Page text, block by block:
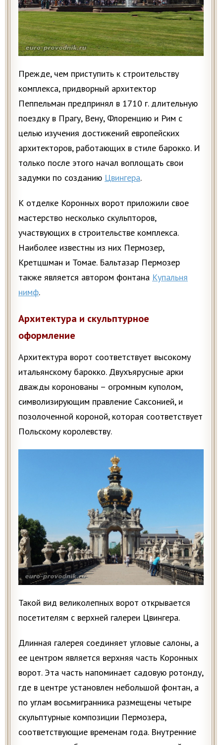
Прежде, чем приступить к строительству
комплекса, придворный архитектор
Пеппельман предпринял в 1710 г. длительную
поездку в Прагу, Вену, Флоренцию и Рим с
целью изучения достижений европейских
архитекторов, работающих в стиле барокко. И
только после этого начал воплощать свои
задумки по созданию Цвингера.
К отделке Коронных ворот приложили свое
мастерство несколько скульпторов,
участвующих в строительстве комплекса.
Наиболее известны из них Пермозер,
Кретцшман и Томае. Бальтазар Пермозер
также является автором фонтана Купальня
нимф.
Архитектура и скульптурное
оформление
Архитектура ворот соответствует высокому
итальянскому барокко. Двухъярусные арки
дважды коронованы – огромным куполом,
символизирующим правление Саксонией, и
позолоченной короной, которая соответствует
Польскому королевству.
Такой вид великолепных ворот открывается
посетителям с верхней галереи Цвингера.
Длинная галерея соединяет угловые салоны, а
ее центром является верхняя часть Коронных
ворот. Эта часть напоминает садовую ротонду,
где в центре установлен небольшой фонтан, а
по углам восьмигранника размещены четыре
скульптурные композиции Пермозера,
соответствующие временам года. Внутренние